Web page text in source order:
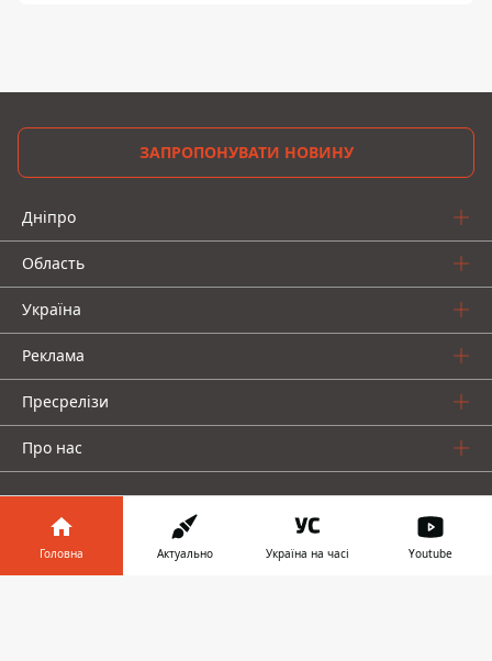
ЗАПРОПОНУВАТИ НОВИНУ
Дніпро
Область
Україна
Реклама
Пресрелізи
Про нас
Головна Актуально Україна на часі Youtube